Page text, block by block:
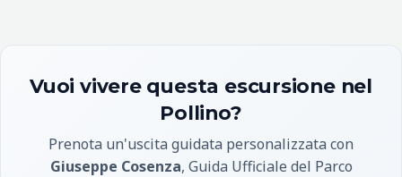
Vuoi vivere questa escursione nel
Pollino?
Prenota un'uscita guidata personalizzata con
Giuseppe Cosenza, Guida Ufficiale del Parco